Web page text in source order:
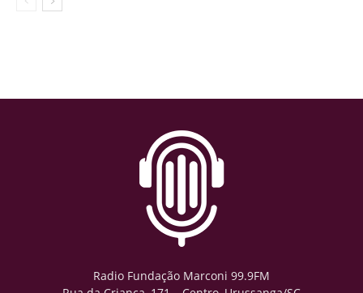
Radio Fundação Marconi 99.9FM